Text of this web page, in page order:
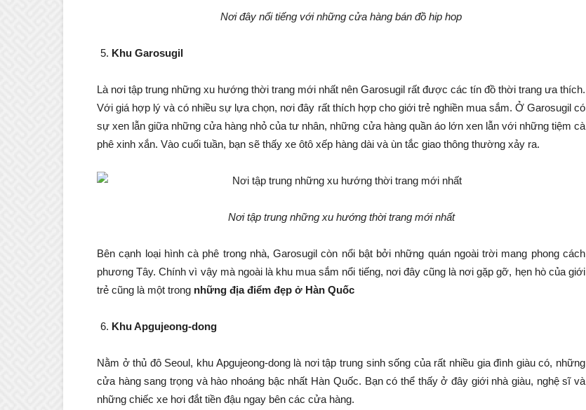
Nơi đây nổi tiếng với những cửa hàng bán đồ hip hop
Khu Garosugil
Là nơi tập trung những xu hướng thời trang mới nhất nên Garosugil rất được các tín đồ thời trang ưa thích.
Với giá hợp lý và có nhiều sự lựa chọn, nơi đây rất thích hợp cho giới trẻ nghiền mua sắm. Ở Garosugil có
sự xen lẫn giữa những cửa hàng nhỏ của tư nhân, những cửa hàng quần áo lớn xen lẫn với những tiệm cà
phê xinh xắn. Vào cuối tuần, bạn sẽ thấy xe ôtô xếp hàng dài và ùn tắc giao thông thường xảy ra.
Nơi tập trung những xu hướng thời trang mới nhất
Bên cạnh loại hình cà phê trong nhà, Garosugil còn nổi bật bởi những quán ngoài trời mang phong cách
phương Tây. Chính vì vậy mà ngoài là khu mua sắm nổi tiếng, nơi đây cũng là nơi gặp gỡ, hẹn hò của giới
trẻ cũng là một trong những địa điểm đẹp ở Hàn Quốc
Khu Apgujeong-dong
Nằm ở thủ đô Seoul, khu Apgujeong-dong là nơi tập trung sinh sống của rất nhiều gia đình giàu có, những
cửa hàng sang trọng và hào nhoáng bậc nhất Hàn Quốc. Bạn có thể thấy ở đây giới nhà giàu, nghệ sĩ và
những chiếc xe hơi đắt tiền đậu ngay bên các cửa hàng.